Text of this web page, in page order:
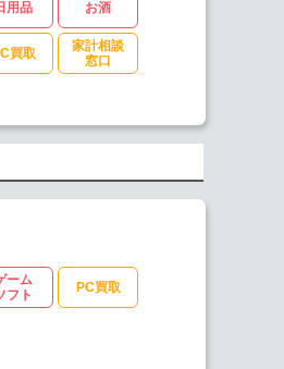
用品 お酒
買取
家計相談
窓口
ーム
フト
PC買取